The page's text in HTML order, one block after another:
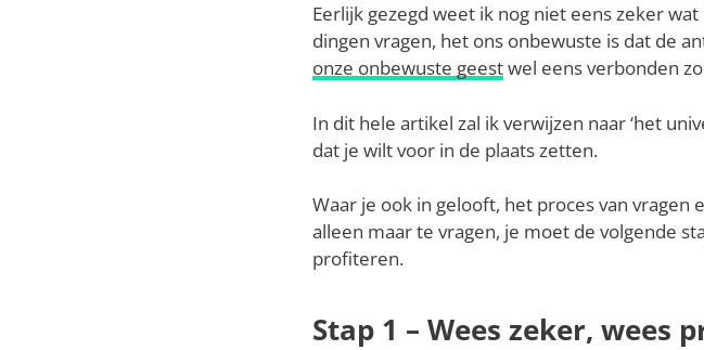
Eerlijk gezegd weet ik nog niet eens zeker
dingen vragen, het ons onbewuste is dat de
onze onbewuste geestwel eens verbonden
In dit hele artikel zal ik verwijzen naar ‘het
dat je wilt voor in de plaats zetten.
Waar je ook in gelooft, het proces van
alleen maar te vragen, je moet de volgende
profiteren.
Stap 1 – Wees zeker, wees